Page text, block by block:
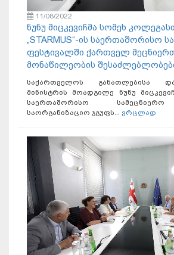
11/08/2022
ნუნუ მიცკევიჩმა სომეხ
„STARMUS“-ის საერთაშორისო
ფესტივალში ქართველ
მონაწილეობის
საქართველოს განათლებისა
მინისტრის მოადგილე ნუნუ
საერთაშორისო
საორგანიზაციო ჯგუფს... ვრცლად